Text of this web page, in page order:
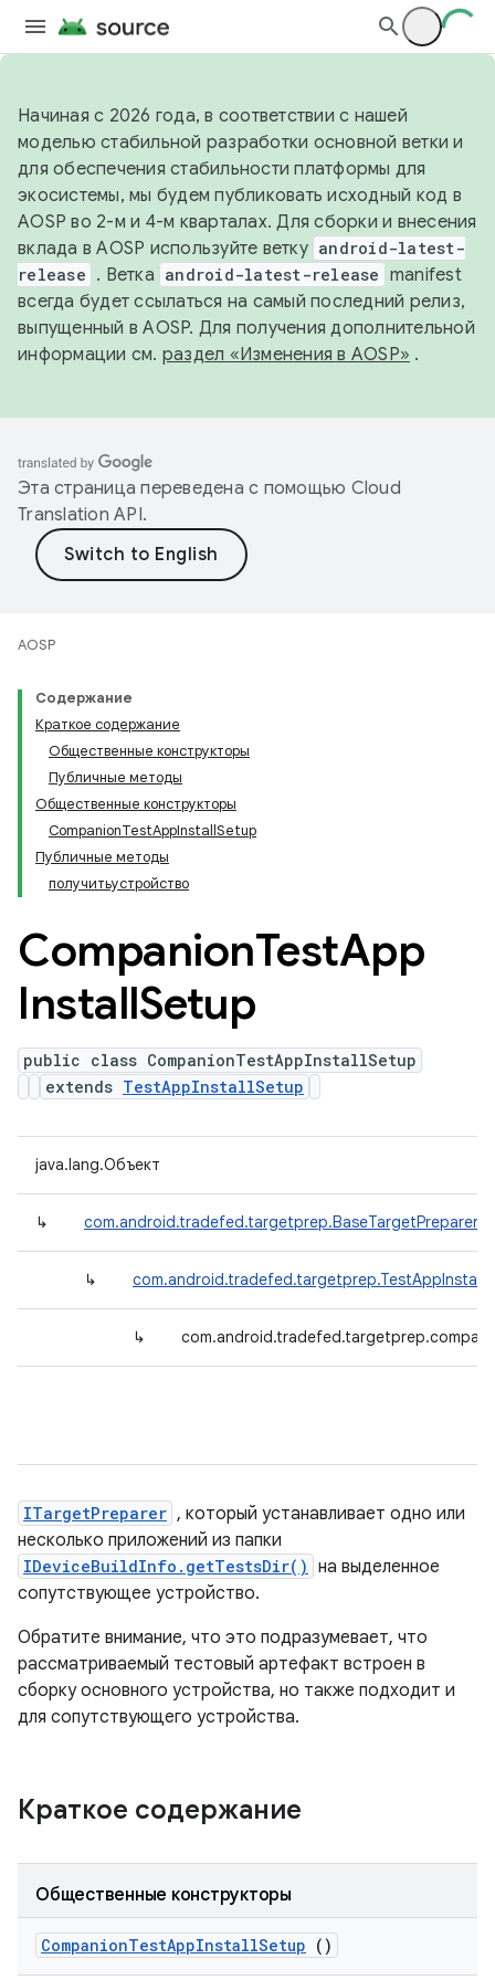
Начиная с 2026 года, в соответствии с нашей
моделью стабильной разработки основной ветки и
для обеспечения стабильности платформы для
экосистемы, мы будем публиковать исходный код в
AOSP во 2-м и 4-м кварталах. Для сборки и внесения
вклада в AOSP используйте ветку android-latest-
release . Ветка android-latest-release manifest
всегда будет ссылаться на самый последний релиз,
выпущенный в AOSP. Для получения дополнительной
информации см. раздел «Изменения в AOSP» .
Эта страница переведена с помощью Cloud
Translation API.
AOSP
Содержание
Краткое содержание
Общественные конструкторы
Публичные методы
Общественные конструкторы
CompanionTestAppInstallSetup
Публичные методы
получитьустройство
CompanionTestApp
InstallSetup
public class CompanionTestAppInstallSetup
extends TestAppInstallSetup
java.lang.Объект
↳ com.android.tradefed.targetprep.BaseTargetPreparer
↳
↳
ITargetPreparer , который устанавливает одно или
несколько приложений из папки
IDeviceBuildInfo.getTestsDir() на выделенное
сопутствующее устройство.
Обратите внимание, что это подразумевает, что
рассматриваемый тестовый артефакт встроен в
сборку основного устройства, но также подходит и
для сопутствующего устройства.
Краткое содержание
Общественные конструкторы
CompanionTestAppInstallSetup ()